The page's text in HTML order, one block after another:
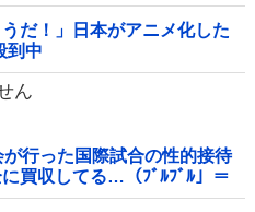
だ！」日本がアニメ化した
到中
ん
行った国際試合の性的接待
買収してる…（ﾌﾞﾙﾌﾞﾙ」＝